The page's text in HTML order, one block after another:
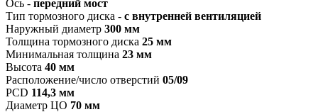
Ось - передний мост
Тип тормозного диска - с внутренней вентиляцией
Наружный диаметр 300 мм
Толщина тормозного диска 25 мм
Минимальная толщина 23 мм
Высота 40 мм
Расположение/число отверстий 05/09
PCD 114,3 мм
Диаметр ЦО 70 мм